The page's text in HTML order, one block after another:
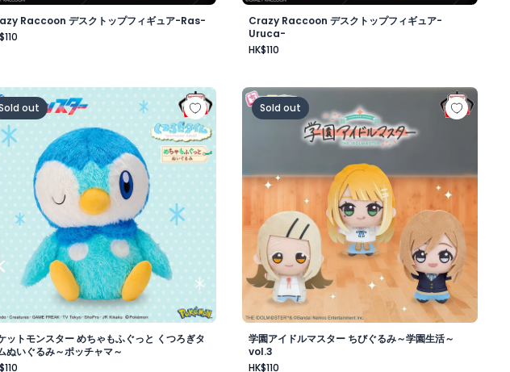
Raccoon デスクトップフィギュア-Ras-
Crazy Raccoon デスクトップフィギュア-
Uruca-
HK$110
件 フィギュア -椎名真昼-
ットモンスター めちゃもふぐっと くつろぎタイムぬいぐるみ～ポッチャマ～
out
ットモンスター めちゃもふぐっと くつろぎタ
ぬいぐるみ～ポッチャマ～
学園アイドルマスター ちびぐるみ～学園生活
Sold out
学園アイドルマスター ちびぐるみ～学園生活～
vol.3
HK$110